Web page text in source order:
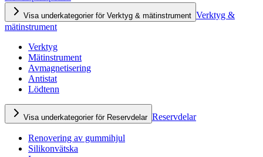
Visa underkategorier för Verktyg & mätinstrument Verktyg &
mätinstrument
Verktyg
Mätinstrument
Avmagnetisering
Antistat
Lödtenn
Visa underkategorier för Reservdelar Reservdelar
Renovering av gummihjul
Silikonvätska